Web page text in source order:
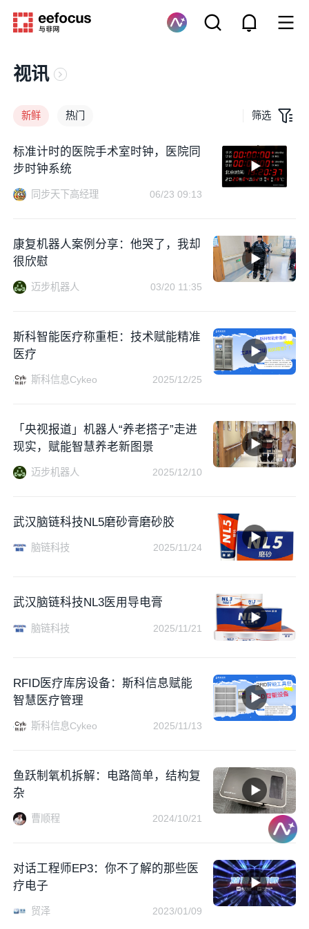
视讯
新鲜 热门 筛选
标准计时的医院手术室时钟，医院同
步时钟系统
同步天下高经理 06/23 09:13
康复机器人案例分享：他哭了，我却
很欣慰
迈步机器人 03/20 11:35
斯科智能医疗称重柜：技术赋能精准
医疗
斯科信息Cykeo 2025/12/25
「央视报道」机器人“养老搭子”走进
现实，赋能智慧养老新图景
迈步机器人 2025/12/10
武汉脑链科技NL5磨砂膏磨砂胶
脑链科技 2025/11/24
武汉脑链科技NL3医用导电膏
脑链科技 2025/11/21
RFID医疗库房设备：斯科信息赋能
智慧医疗管理
斯科信息Cykeo 2025/11/13
鱼跃制氧机拆解：电路简单，结构复
杂
曹顺程 2024/10/21
对话工程师EP3：你不了解的那些医
疗电子
贸泽 2023/01/09